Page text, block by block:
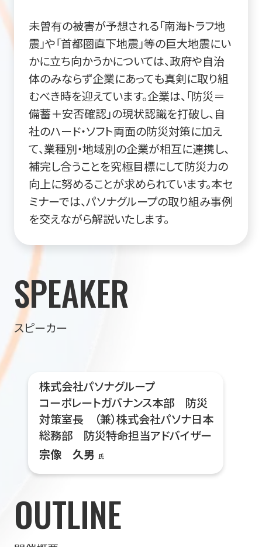
未曽有の被害が予想される「南海トラフ地
震」や「首都圏直下地震」等の巨大地震にい
かに立ち向かうかについては、政府や自治
体のみならず企業にあっても真剣に取り組
むべき時を迎えています。企業は、「防災＝
備蓄＋安否確認」の現状認識を打破し、自
社のハード・ソフト両面の防災対策に加え
て、業種別・地域別の企業が相互に連携し、
補完し合うことを究極目標にして防災力の
向上に努めることが求められています。本セ
ミナーでは、パソナグループの取り組み事例
を交えながら解説いたします。
SPEAKER
スピーカー
株式会社パソナグループ
コーポレートガバナンス本部 防災
対策室長 （兼）株式会社パソナ日本
総務部 防災特命担当アドバイザー
宗像 久男 氏
OUTLINE